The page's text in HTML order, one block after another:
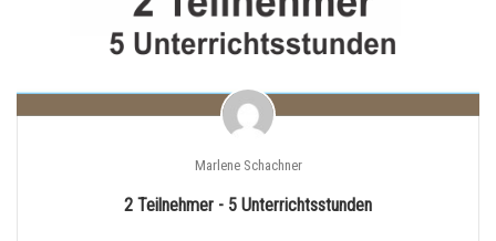
Marlene Schachner
2 Teilnehmer - 5 Unterrichtsstunden